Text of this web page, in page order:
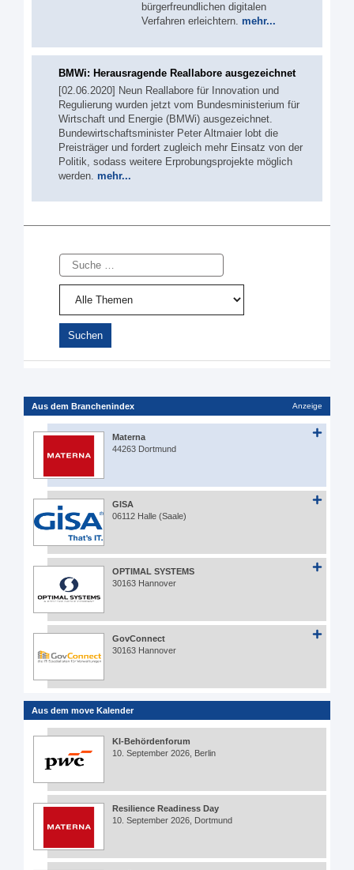
bürgerfreundlichen digitalen
Verfahren erleichtern. mehr...
BMWi: Herausragende Reallabore ausgezeichnet
[02.06.2020] Neun Reallabore für Innovation und
Regulierung wurden jetzt vom Bundesministerium für
Wirtschaft und Energie (BMWi) ausgezeichnet.
Bundewirtschaftsminister Peter Altmaier lobt die
Preisträger und fordert zugleich mehr Einsatz von der
Politik, sodass weitere Erprobungsprojekte möglich
werden. mehr...
Suche
Aus dem Branchenindex Anzeige
Materna
44263 Dortmund
GISA
06112 Halle (Saale)
OPTIMAL SYSTEMS
30163 Hannover
GovConnect
30163 Hannover
Aus dem move Kalender
KI-Behördenforum
10. September 2026, Berlin
Resilience Readiness Day
10. September 2026, Dortmund